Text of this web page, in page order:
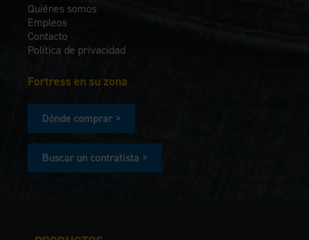
Quiénes somos
Empleos
Contacto
Política de privacidad
Fortress en su zona
Dónde comprar >
Buscar un contratista >